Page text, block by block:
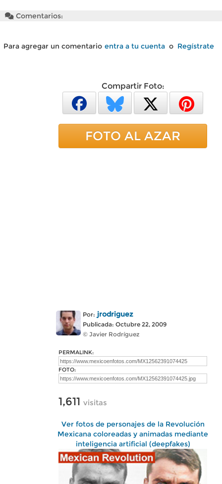
Comentarios:
Para agregar un comentario entra a tu cuenta o Regístrate
Compartir Foto:
FOTO AL AZAR
Por: jrodriguez
Publicada: Octubre 22, 2009
© Javier Rodríguez
PERMALINK:
FOTO:
1,611 visitas
Ver fotos de personajes de la Revolución
Mexicana coloreadas y animadas mediante
inteligencia artificial (deepfakes)